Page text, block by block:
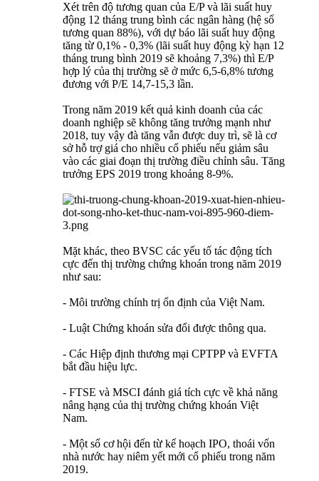
Xét trên độ tương quan của E/P và lãi suất huy
động 12 tháng trung bình các ngân hàng (hệ số
tương quan 88%), với dự báo lãi suất huy động
tăng từ 0,1% - 0,3% (lãi suất huy động kỳ hạn 12
tháng trung bình 2019 sẽ khoảng 7,3%) thì E/P
hợp lý của thị trường sẽ ở mức 6,5-6,8% tương
đương với P/E 14,7-15,3 lần.
Trong năm 2019 kết quả kinh doanh của các
doanh nghiệp sẽ không tăng trưởng mạnh như
2018, tuy vậy đà tăng vẫn được duy trì, sẽ là cơ
sở hỗ trợ giá cho nhiều cổ phiếu nếu giảm sâu
vào các giai đoạn thị trường điều chỉnh sâu. Tăng
trưởng EPS 2019 trong khoảng 8-9%.
Mặt khác, theo BVSC các yếu tố tác động tích
cực đến thị trường chứng khoán trong năm 2019
như sau:
- Môi trường chính trị ổn định của Việt Nam.
- Luật Chứng khoán sửa đổi được thông qua.
- Các Hiệp định thương mại CPTPP và EVFTA
bắt đầu hiệu lực.
- FTSE và MSCI đánh giá tích cực về khả năng
nâng hạng của thị trường chứng khoán Việt
Nam.
- Một số cơ hội đến từ kế hoạch IPO, thoái vốn
nhà nước hay niêm yết mới cổ phiếu trong năm
2019.